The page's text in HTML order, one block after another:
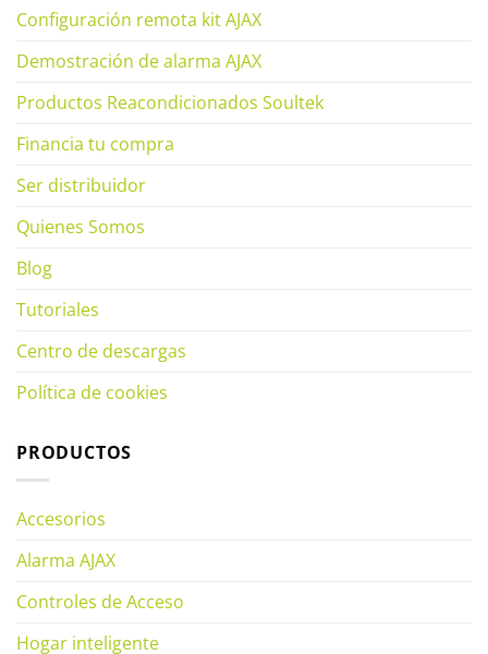
Configuración remota kit AJAX
Demostración de alarma AJAX
Productos Reacondicionados Soultek
Financia tu compra
Ser distribuidor
Quienes Somos
Blog
Tutoriales
Centro de descargas
Política de cookies
PRODUCTOS
Accesorios
Alarma AJAX
Controles de Acceso
Hogar inteligente